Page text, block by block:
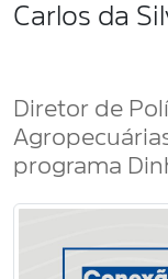
Carlos da
Diretor de
programa